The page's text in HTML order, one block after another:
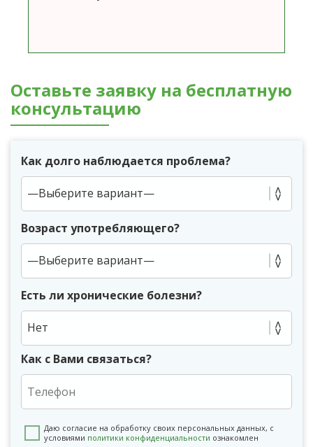
Оставьте заявку на бесплатную
консультацию
Как долго наблюдается проблема?
Возраст употребляющего?
Есть ли хронические болезни?
Нет
Как с Вами связаться?
Даю согласие на обработку своих персональных данных, с
условиями политики конфиденциальности ознакомлен